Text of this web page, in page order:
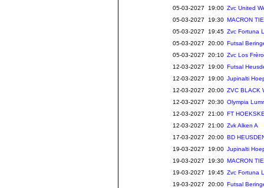
05-03-2027 19:00 Zvc United
05-03-2027 19:30 MACRON
05-03-2027 19:45 Zvc Fortuna
05-03-2027 20:00 Futsal
05-03-2027 20:10 Zvc Los
12-03-2027 19:00 Futsal
12-03-2027 19:00 Jupinalti
12-03-2027 20:00 ZVC BLACK
12-03-2027 20:30 Olympia
12-03-2027 21:00 FT
12-03-2027 21:00 Zvk Alken A
17-03-2027 20:00 BD
19-03-2027 19:00 Jupinalti
19-03-2027 19:30 MACRON
19-03-2027 19:45 Zvc Fortuna
19-03-2027 20:00 Futsal